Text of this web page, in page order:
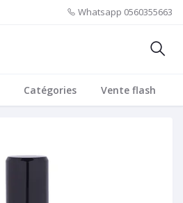
Whatsapp 0560355663
Catégories Vente flash